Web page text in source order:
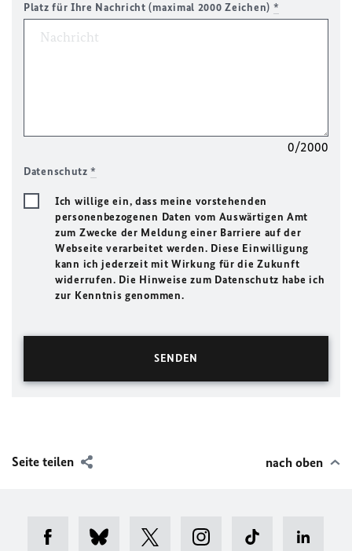
Platz für Ihre Nachricht (maximal 2000 Zeichen) *
0/2000
Datenschutz*
Ich willige ein, dass meine vorstehenden
personenbezogenen Daten vom Auswärtigen Amt
zum Zwecke der Meldung einer Barriere auf der
Webseite verarbeitet werden. Diese Einwilligung
kann ich jederzeit mit Wirkung für die Zukunft
widerrufen. Die Hinweise zum Datenschutz habe ich
zur Kenntnis genommen.
Seite teilen nach oben